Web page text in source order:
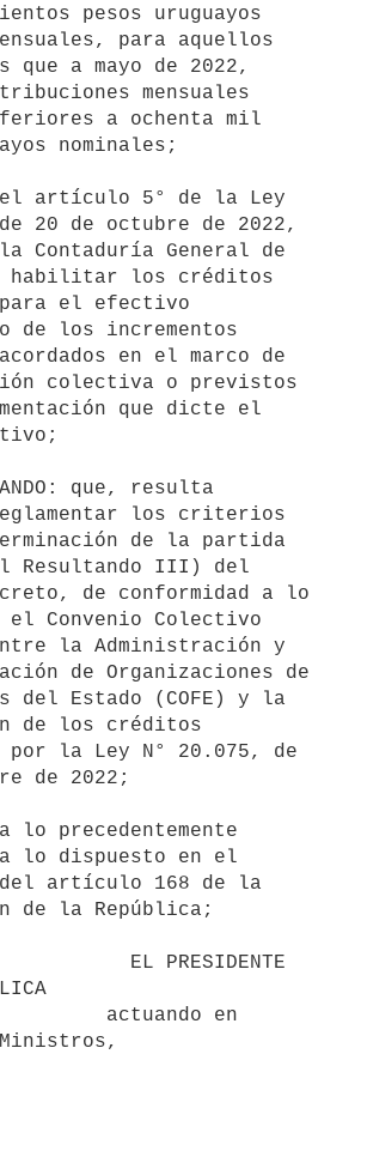
pesos uruguayos
para aquellos
que a mayo de 2022,
mensuales
a ochenta mil
nominales;
20 de octubre de 2022,
Contaduría General de
habilitar los créditos
el efectivo
de los incrementos
en el marco de
colectiva o previstos
que dicte el
los criterios
de la partida
Resultando III) del
de conformidad a lo
el Convenio Colectivo
la Administración y
de Organizaciones de
del Estado (COFE) y la
de los créditos
por la Ley N° 20.075, de
de 2022;
lo dispuesto en el
del artículo 168 de la
de la República;